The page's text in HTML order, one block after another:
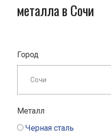
металла в Сочи
Город
Металл
Черная сталь